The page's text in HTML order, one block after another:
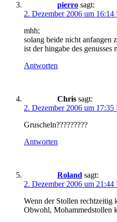
pierro sagt:
2. Dezember 2006 um 16:14
mhh;
solang beide nicht
ist der hingabe des genusses
Antworten
Chris sagt:
2. Dezember 2006 um 17:35
Gruscheln?????????
Antworten
Roland sagt:
2. Dezember 2006 um 21:44
Wenn der Stollen rechtzeitig
Obwohl, Mohammedstollen